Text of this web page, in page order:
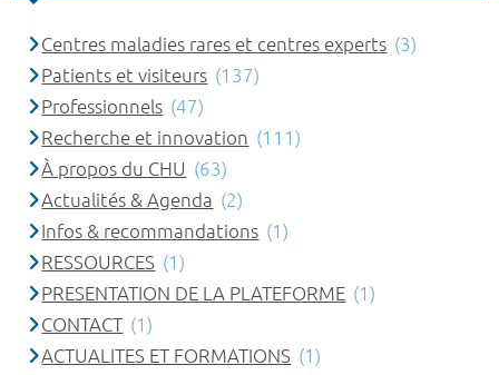
Centres maladies rares et centres experts (3)
Patients et visiteurs (137)
Professionnels (47)
Recherche et innovation (111)
À propos du CHU (63)
Actualités & Agenda (2)
Infos & recommandations (1)
RESSOURCES (1)
PRESENTATION DE LA PLATEFORME (1)
CONTACT (1)
ACTUALITES ET FORMATIONS (1)